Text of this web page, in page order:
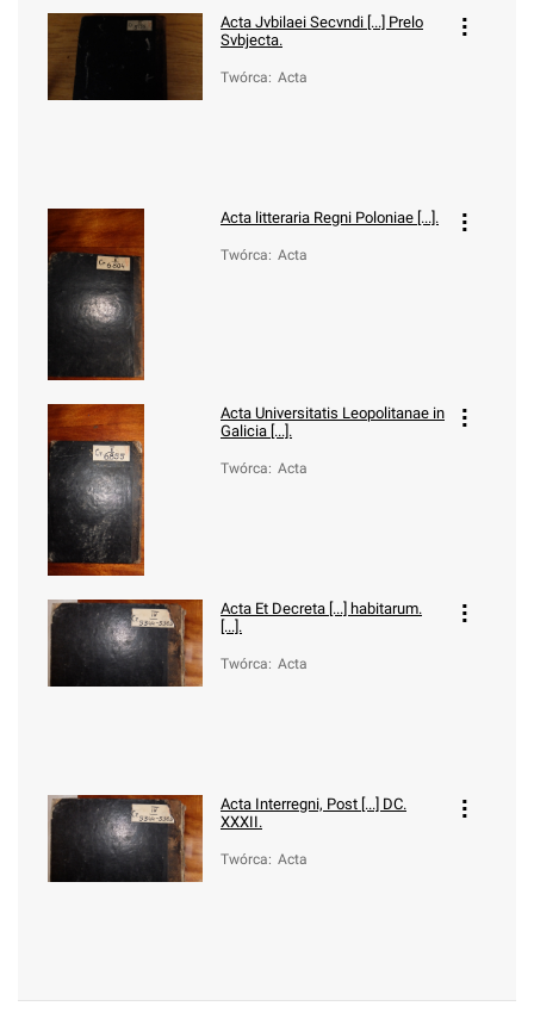
Acta Jvbilaei Secvndi [...] Prelo
Svbjecta.
Twórca: Acta
Acta litteraria Regni Poloniae [...].
Twórca: Acta
Acta Universitatis Leopolitanae in
Galicia [...].
Twórca: Acta
Acta Et Decreta [...] habitarum.
[...].
Twórca: Acta
Acta Interregni, Post [...] DC.
XXXII.
Twórca: Acta